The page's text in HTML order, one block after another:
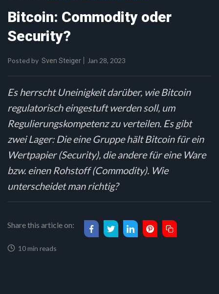
Bitcoin: Commodity oder
Security?
Posted by Sven Steiger Jan 28, 2023
Es herrscht Uneinigkeit darüber, wie Bitcoin
regulatorisch eingestuft werden soll, um
Regulierungskompetenz zu verteilen. Es gibt
zwei Lager: Die eine Gruppe hält Bitcoin für ein
Wertpapier (Security), die andere für eine Ware
bzw. einen Rohstoff (Commodity). Wie
unterscheidet man richtig?
Share this article on:
10 min reads